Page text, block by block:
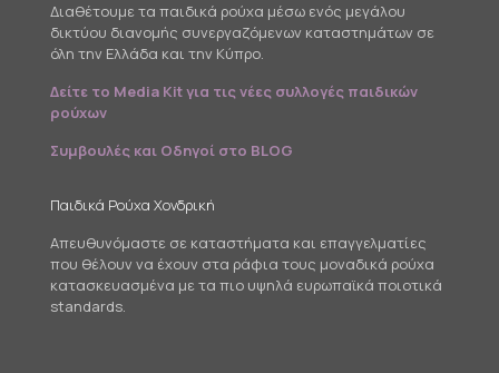
Διαθέτουμε τα παιδικά ρούχα μέσω ενός μεγάλου
δικτύου διανομής συνεργαζόμενων καταστημάτων σε
όλη την Ελλάδα και την Κύπρο.
Δείτε το Media Kit για τις νέες συλλογές παιδικών
ρούχων
Συμβουλές και Οδηγοί στο BLOG
Παιδικά Ρούχα Χονδρική
Απευθυνόμαστε σε καταστήματα και επαγγελματίες
που θέλουν να έχουν στα ράφια τους μοναδικά ρούχα
κατασκευασμένα με τα πιο υψηλά ευρωπαϊκά ποιοτικά
standards.